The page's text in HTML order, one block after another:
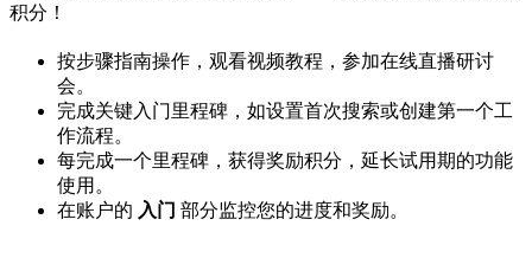
积分！
按步骤指南操作，观看视频教程，参加在线直播研讨
会。
完成关键入门里程碑，如设置首次搜索或创建第一个工
作流程。
每完成一个里程碑，获得奖励积分，延长试用期的功能
使用。
在账户的 入门 部分监控您的进度和奖励。